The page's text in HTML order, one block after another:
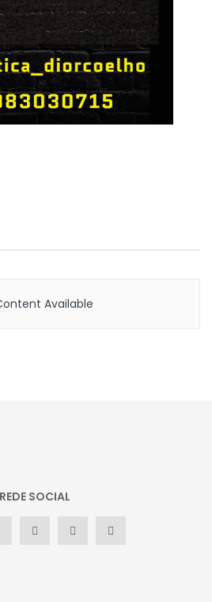
Available
REDE SOCIAL